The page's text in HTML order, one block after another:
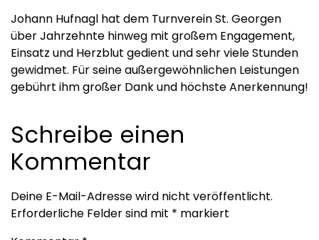
Johann Hufnagl hat dem Turnverein St. Georgen
über Jahrzehnte hinweg mit großem Engagement,
Einsatz und Herzblut gedient und sehr viele Stunden
gewidmet. Für seine außergewöhnlichen Leistungen
gebührt ihm großer Dank und höchste Anerkennung!
Schreibe einen
Kommentar
Deine E-Mail-Adresse wird nicht veröffentlicht.
Erforderliche Felder sind mit * markiert